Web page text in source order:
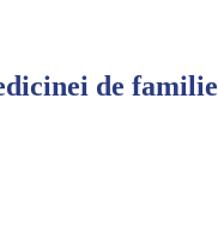
de familie